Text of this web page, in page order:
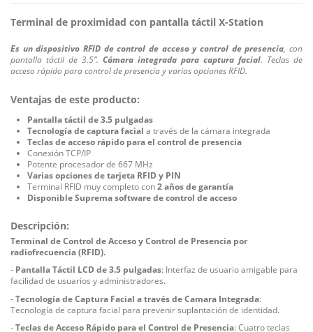
Terminal de proximidad con pantalla táctil X-Station
Es un dispositivo RFID de control de acceso y control de presencia, con
pantalla táctil de 3.5”. Cámara integrada para captura facial. Teclas de
acceso rápido para control de presencia y varias opciones RFID.
Ventajas de este producto:
Pantalla táctil de 3.5 pulgadas
Tecnología decaptura facial a través de la cámara integrada
Teclas de acceso rápido para el control de presencia
Conexión TCP/IP
Potente procesador de 667 MHz
Varias opciones de tarjeta RFID y PIN
Terminal RFID muy completo con2 años de garantía
Disponible Suprema software de control de acceso
Descripción:
Terminal de Control de Acceso y Control de Presencia por
radiofrecuencia (RFID).
- Pantalla Táctil LCD de 3.5 pulgadas: Interfaz de usuario amigable para
facilidad de usuarios y administradores.
-Tecnología de Captura Facial a través de Camara Integrada:
Tecnología de captura facial para prevenir suplantación de identidad.
-Teclas de Acceso Rápido para el Control de Presencia: Cuatro teclas